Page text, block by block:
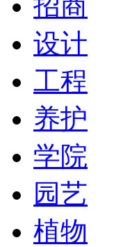
设计
工程
养护
学院
园艺
植物